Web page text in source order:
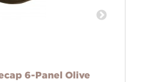
6-Panel Olive